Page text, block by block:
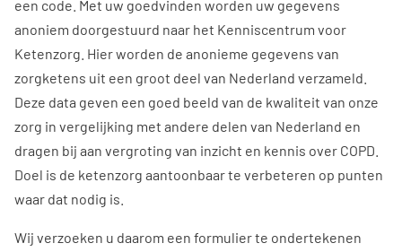
een code. Met uw goedvinden worden uw gegevens
anoniem doorgestuurd naar het Kenniscentrum voor
Ketenzorg. Hier worden de anonieme gegevens van
zorgketens uit een groot deel van Nederland verzameld.
Deze data geven een goed beeld van de kwaliteit van onze
zorg in vergelijking met andere delen van Nederland en
dragen bij aan vergroting van inzicht en kennis over COPD.
Doel is de ketenzorg aantoonbaar te verbeteren op punten
waar dat nodig is.
Wij verzoeken u daarom een formulier te ondertekenen